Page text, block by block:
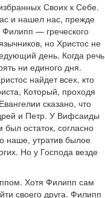
Своих к Себе.
и нашел нас, прежде
— греческого
но Христос не
день. Когда речь
ни единого дня.
найдет всех, кто
Который, проходя
сказано, что
и Петр. У Вифсаиды
остаток, согласно
наше, утратив былое
Но у Господа везде
Хотя Филипп сам
своего друга. Филипп